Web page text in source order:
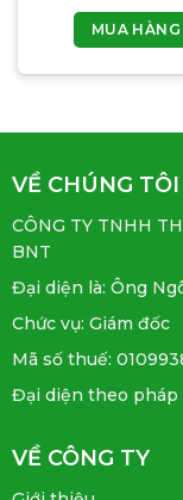
MUA HÀNG
VỀ CHÚNG TÔI
CÔNG TY TNHH
BNT
Đại diện là: Ông
Chức vụ: Giám đốc
Mã số thuế:
Đại diện theo pháp
VỀ CÔNG TY